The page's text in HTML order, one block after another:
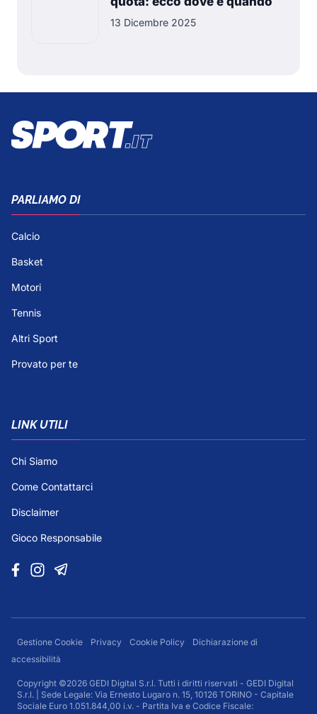
13 Dicembre 2025
PARLIAMO DI
Calcio
Basket
Motori
Tennis
Altri Sport
Provato per te
LINK UTILI
Chi Siamo
Come Contattarci
Disclaimer
Gioco Responsabile
Gestione Cookie Privacy Cookie Policy
Dichiarazione di
accessibilità
Copyright ©2026 GEDI Digital S.r.l. Tutti i diritti riservati - GEDI Digital
S.r.l. | Sede Legale: Via Ernesto Lugaro n. 15, 10126 TORINO - Capitale
Sociale Euro 1.051.844,00 i.v. - Partita Iva e Codice Fiscale: